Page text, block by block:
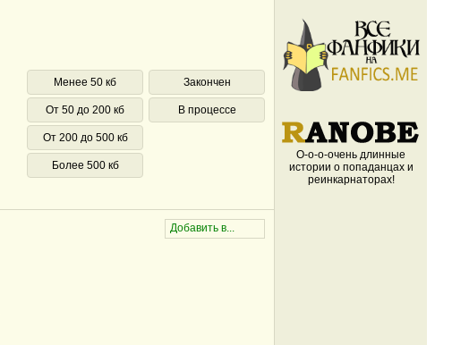
Менее 50 кб
От 50 до 200 кб
От 200 до 500 кб
Более 500 кб
Закончен
В процессе
О-о-о-очень длинные
истории о попаданцах и
реинкарнаторах!